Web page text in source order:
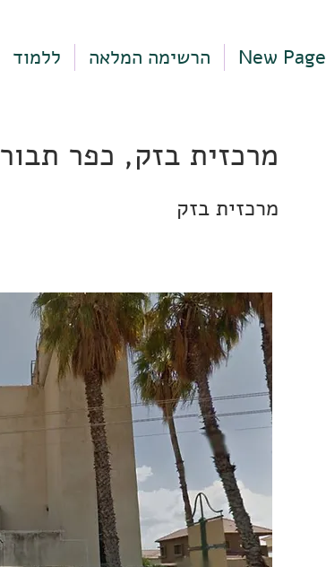
ללמוד הרשימה המלאה New Page
מרכזית בזק, כפר תבור
מרכזית בזק